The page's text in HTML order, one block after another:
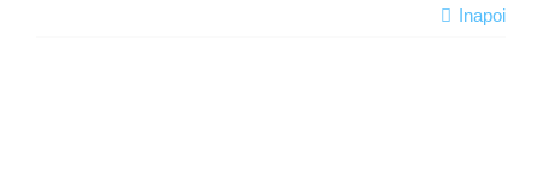
Inapoi